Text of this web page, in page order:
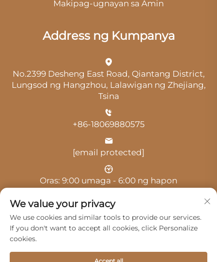
Makipag-ugnayan sa Amin
Address ng Kumpanya
No.2399 Desheng East Road, Qiantang District,
Lungsod ng Hangzhou, Lalawigan ng Zhejiang,
Tsina
+86-18069880575
[email protected]
Oras: 9:00 umaga - 6:00 ng hapon
Patakaran sa Pagkakapribado
We value your privacy
We use cookies and similar tools to provide our services.
If you don't want to accept all cookies, click Personalize
cookies.